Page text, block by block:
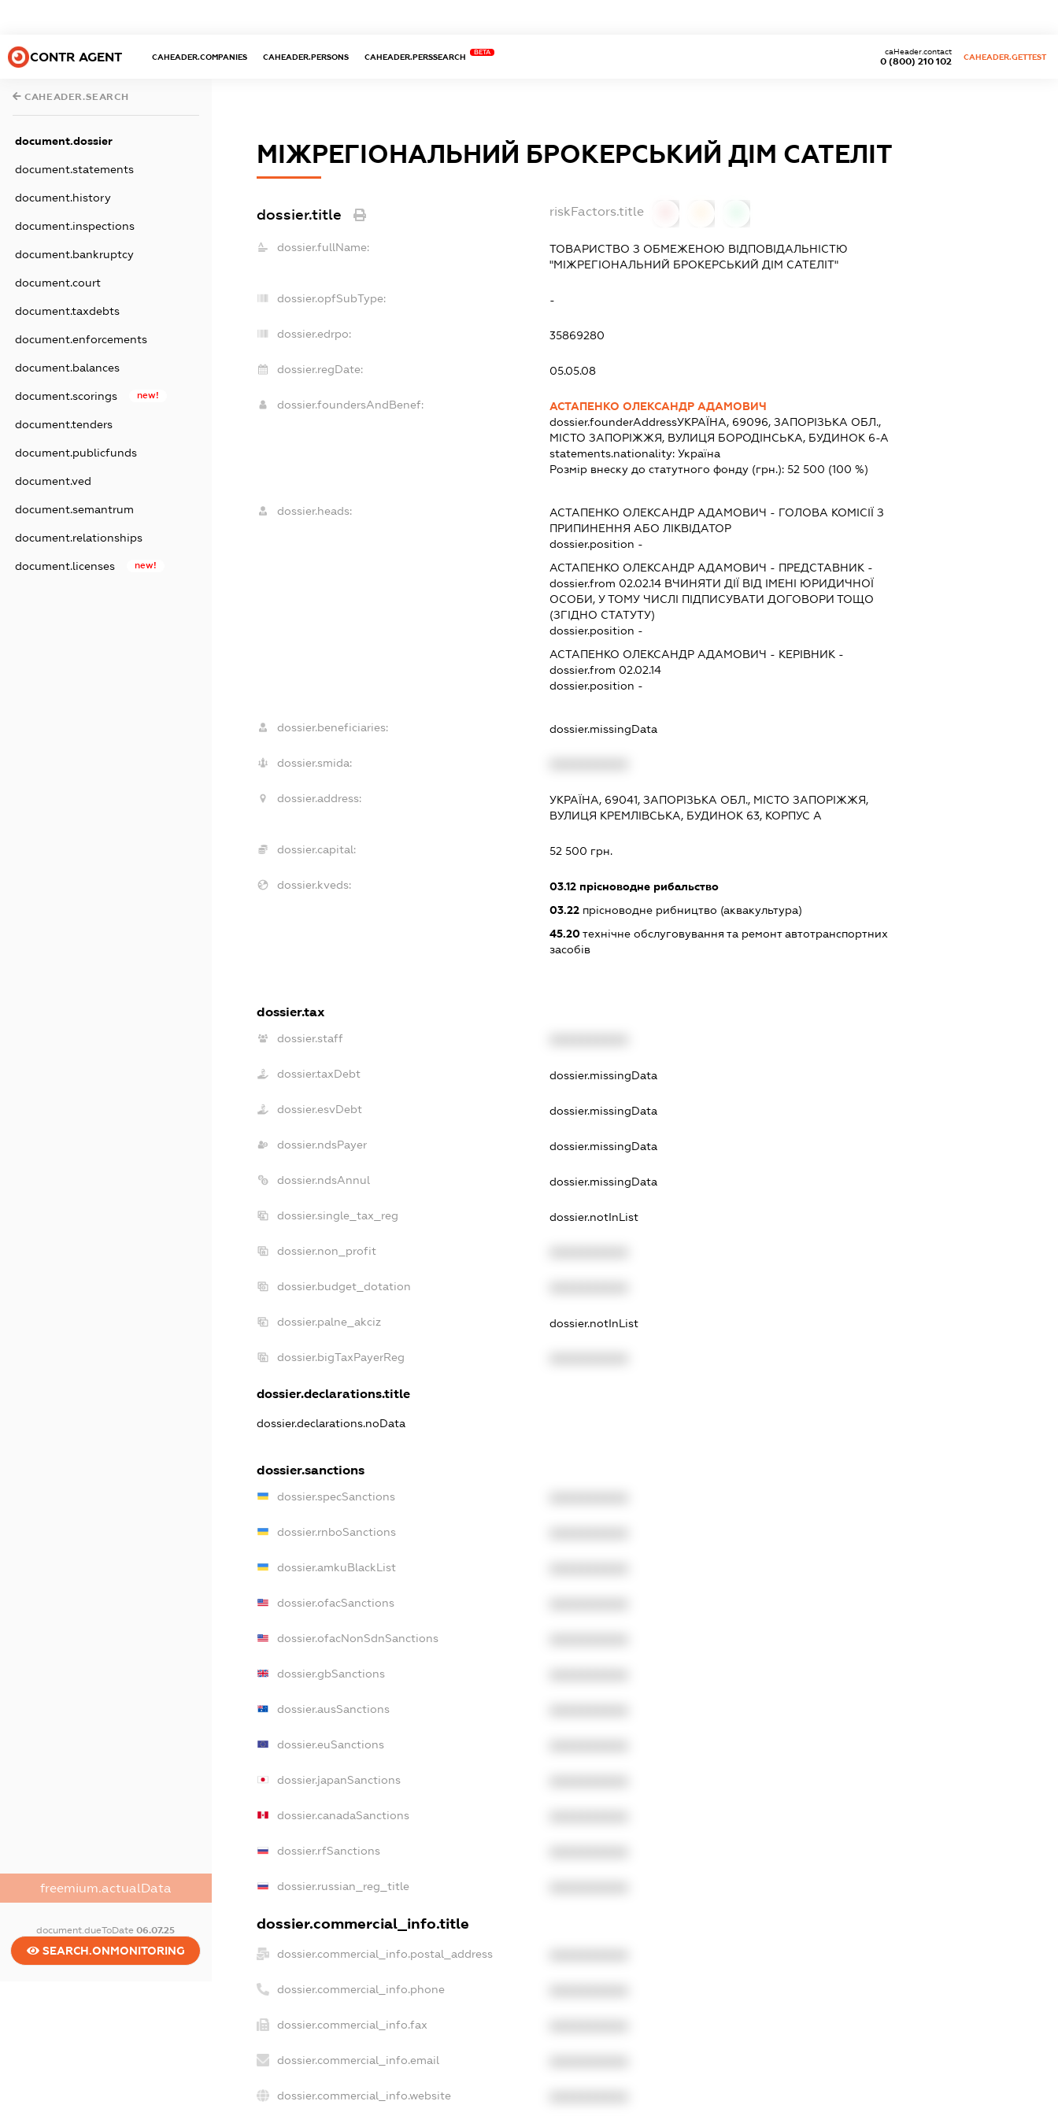
CONTR AGENT CAHEADER.COMPANIES CAHEADER.PERSONS CAHEADER.PERSSEARCH
BETA
0 (800) 210 102
caHeader.contact
CAHEADER.GETTEST
CAHEADER.SEARCH
document.dossier
document.statements
document.history
document.inspections
document.bankruptcy
document.court
document.taxdebts
document.enforcements
document.balances
document.scorings new!
document.tenders
document.publicfunds
document.ved
document.semantrum
document.relationships
document.licenses new!
freemium.actualData
document.dueToDate06.07.25
SEARCH.ONMONITORING
МІЖРЕГІОНАЛЬНИЙ БРОКЕРСЬКИЙ ДІМ САТЕЛІТ
dossier.title riskFactors.title
dossier.fullName:
ТОВАРИСТВО З ОБМЕЖЕНОЮ ВІДПОВІДАЛЬНІСТЮ
"МІЖРЕГІОНАЛЬНИЙ БРОКЕРСЬКИЙ ДІМ САТЕЛІТ"
dossier.opfSubType: -
dossier.edrpo: 35869280
dossier.regDate: 05.05.08
dossier.foundersAndBenef:
АСТАПЕНКО ОЛЕКСАНДР АДАМОВИЧ
dossier.founderAddressУКРАЇНА, 69096, ЗАПОРІЗЬКА ОБЛ.,
МІСТО ЗАПОРІЖЖЯ, ВУЛИЦЯ БОРОДІНСЬКА, БУДИНОК 6-А
statements.nationality: Україна
Розмір внеску до статутного фонду (грн.): 52 500 (100 %)
dossier.heads: АСТАПЕНКО ОЛЕКСАНДР АДАМОВИЧ - ГОЛОВА КОМІСІЇ З
ПРИПИНЕННЯ АБО ЛІКВІДАТОР
dossier.position -
АСТАПЕНКО ОЛЕКСАНДР АДАМОВИЧ - ПРЕДСТАВНИК -
dossier.from 02.02.14ВЧИНЯТИ ДІЇ ВІД ІМЕНІ ЮРИДИЧНОЇ
ОСОБИ, У ТОМУ ЧИСЛІ ПІДПИСУВАТИ ДОГОВОРИ ТОЩО
(ЗГІДНО СТАТУТУ)
dossier.position -
АСТАПЕНКО ОЛЕКСАНДР АДАМОВИЧ - КЕРІВНИК -
dossier.from 02.02.14
dossier.position -
dossier.beneficiaries: dossier.missingData
dossier.smida:
dossier.address:
УКРАЇНА, 69041, ЗАПОРІЗЬКА ОБЛ., МІСТО ЗАПОРІЖЖЯ,
ВУЛИЦЯ КРЕМЛІВСЬКА, БУДИНОК 63, КОРПУС А
dossier.capital: 52 500 грн.
dossier.kveds: 03.12прісноводне рибальство
03.22прісноводне рибництво (аквакультура)
45.20технічне обслуговування та ремонт автотранспортних
засобів
dossier.tax
dossier.staff
dossier.taxDebt dossier.missingData
dossier.esvDebt dossier.missingData
dossier.ndsPayer dossier.missingData
dossier.ndsAnnul dossier.missingData
dossier.single_tax_reg dossier.notInList
dossier.non_profit
dossier.budget_dotation
dossier.palne_akciz dossier.notInList
dossier.bigTaxPayerReg
dossier.declarations.title
dossier.declarations.noData
dossier.sanctions
dossier.specSanctions
dossier.rnboSanctions
dossier.amkuBlackList
dossier.ofacSanctions
dossier.ofacNonSdnSanctions
dossier.gbSanctions
dossier.ausSanctions
dossier.euSanctions
dossier.japanSanctions
dossier.canadaSanctions
dossier.rfSanctions
dossier.russian_reg_title
dossier.commercial_info.title
dossier.commercial_info.postal_address
dossier.commercial_info.phone
dossier.commercial_info.fax
dossier.commercial_info.email
dossier.commercial_info.website